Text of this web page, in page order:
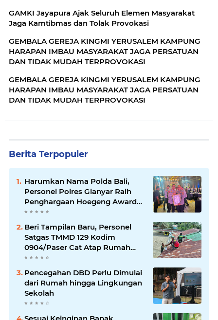
GAMKI Jayapura Ajak Seluruh Elemen Masyarakat
Jaga Kamtibmas dan Tolak Provokasi
GEMBALA GEREJA KINGMI YERUSALEM KAMPUNG
HARAPAN IMBAU MASYARAKAT JAGA PERSATUAN
DAN TIDAK MUDAH TERPROVOKASI
GEMBALA GEREJA KINGMI YERUSALEM KAMPUNG
HARAPAN IMBAU MASYARAKAT JAGA PERSATUAN
DAN TIDAK MUDAH TERPROVOKASI
Berita Terpopuler
Harumkan Nama Polda Bali,
Personel Polres Gianyar Raih
Penghargaan Hoegeng Awards
2026
Beri Tampilan Baru, Personel
Satgas TMMD 129 Kodim
0904/Paser Cat Atap Rumah
Marbot
Pencegahan DBD Perlu Dimulai
dari Rumah hingga Lingkungan
Sekolah